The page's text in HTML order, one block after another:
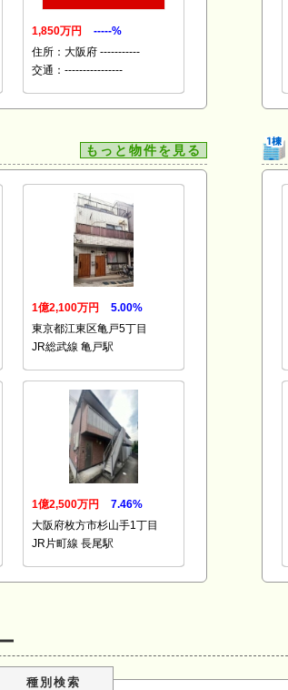
1,850万円
-----%
住所：大阪府 -----------
交通：----------------
もっと物件を見る
1億2,100万円
5.00%
東京都江東区亀戸5丁目
JR総武線 亀戸駅
1億2,500万円
7.46%
大阪府枚方市杉山手1丁目
JR片町線 長尾駅
種別検索